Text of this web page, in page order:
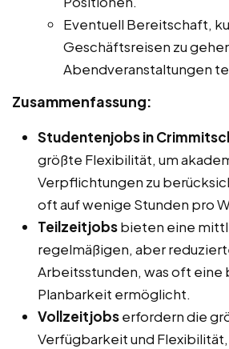
Eventuell Bereitschaft,
Geschäftsreisen zu
Abendveranstaltungen
Zusammenfassung:
Studentenjobs in
größte Flexibilität, um
Verpflichtungen zu
oft auf wenige Stunden pro
Teilzeitjobsbieten eine
regelmäßigen, aber
Arbeitsstunden, was oft eine
Planbarkeit ermöglicht.
Vollzeitjobserfordern die
Verfügbarkeit und